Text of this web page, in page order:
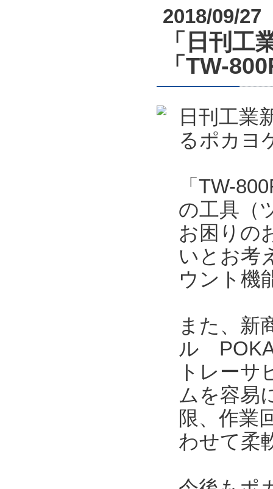
2018/09/27
「日刊工
「TW-
日刊工業
るポカヨ
「TW-
の工具（
お困りの
いとお考
ウント機
また、新
ル
トレーサ
ムを容易
限、作業
わせて柔